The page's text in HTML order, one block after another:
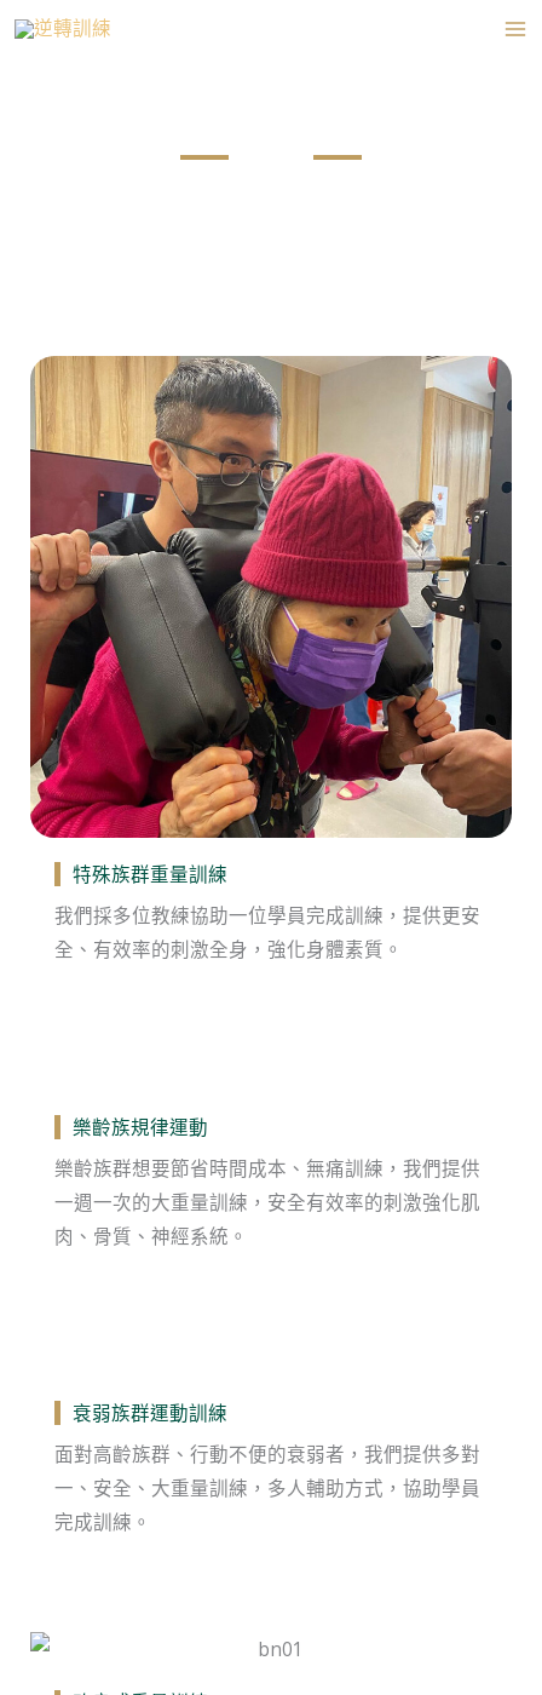
跳
特殊族群重量訓練
我們採多位教練協助一位學員完成訓練，提供更安
全、有效率的刺激全身，強化身體素質。
樂齡族規律運動
樂齡族群想要節省時間成本、無痛訓練，我們提供
一週一次的大重量訓練，安全有效率的刺激強化肌
肉、骨質、神經系統。
衰弱族群運動訓練
面對高齡族群、行動不便的衰弱者，我們提供多對
一、安全、大重量訓練，多人輔助方式，協助學員
完成訓練。